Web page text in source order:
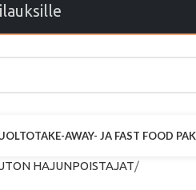
TAKE-AWAY- JA FAST FOOD
HAJUNPOISTAJAT